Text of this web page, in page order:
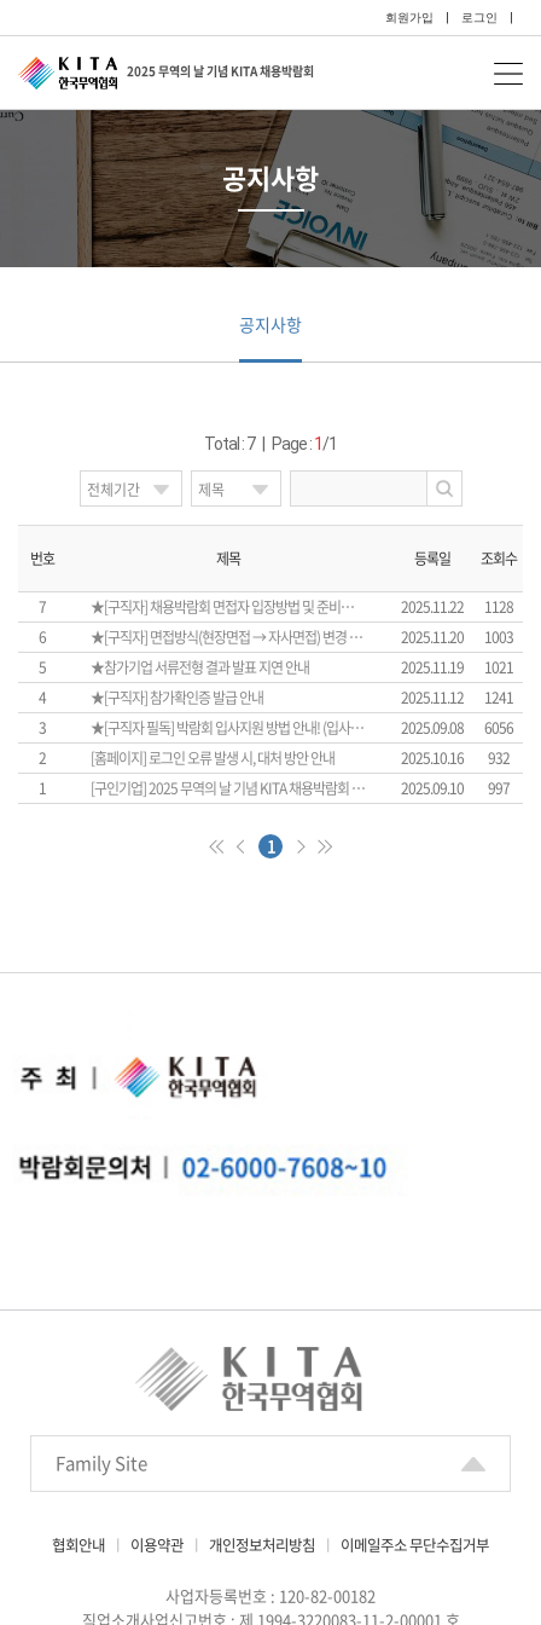
회원가입 로그인
2025 무역의 날 기념 KITA 채용박람회
공지사항
공지사항
Total : 7 | Page :1/1
번호 제목 등록일 조회수
7 ★[구직자] 채용박람회 면접자 입장방법 및 준비사항 안내(11/25(화)) 2025.11.22
1128
6
★[구직자] 면접방식(현장면접 → 자사면접) 변경 기업 안내 2025.11.20
1003
5
★참가기업 서류전형 결과 발표 지연 안내 2025.11.19
1021
4
★[구직자] 참가확인증 발급 안내 2025.11.12
1241
3
★[구직자 필독] 박람회 입사지원 방법 안내! (입사지원 마감일: 11월16일(일)까지) 2025.09.08
6056
2
[홈페이지] 로그인 오류 발생 시, 대처 방안 안내 2025.10.16
932
1
[구인기업] 2025 무역의 날 기념 KITA 채용박람회 참가기업 모집 안내 (모집마감 : 10/24(금)) 2025.09.10 997
1
Family Site
협회안내 ㅣ 이용약관 ㅣ 개인정보처리방침 ㅣ 이메일주소 무단수집거부
사업자등록번호 : 120-82-00182
직업소개사업신고번호 : 제 1994-3220083-11-2-00001 호